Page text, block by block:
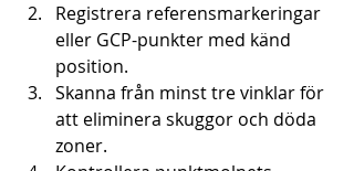
Registrera referensmarkeringar
eller GCP-punkter med känd
position.
Skanna från minst tre vinklar för
att eliminera skuggor och döda
zoner.